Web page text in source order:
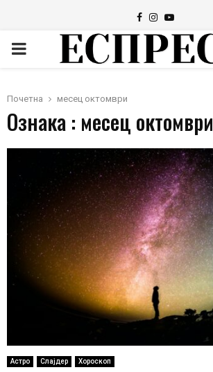
Facebook
Instagram
Youtube
PRIMARY
Почетна месец октомври
Ознака : месец октомври
Астро Слајдер Хороскоп